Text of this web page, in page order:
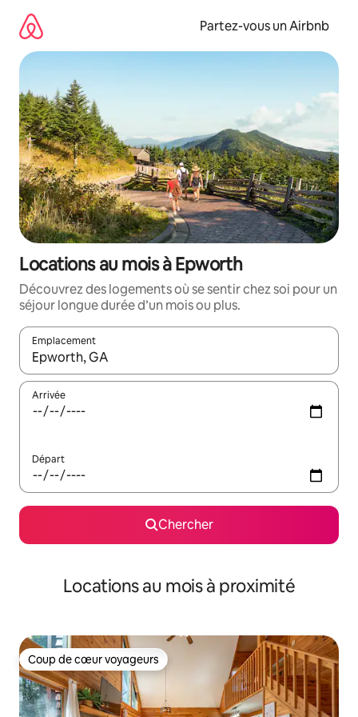
directement
contenu
Partez-vous un Airbnb
Locations au mois à Epworth
Découvrez des logements où se sentir chez soi pour un
séjour longue durée d’un mois ou plus.
Emplacement
Quand les résultats sont affichés, parcourez-les en utilisant
Arrivée
Départ
Chercher
Locations au mois à proximité
Coup de cœur voyageurs
Coup de cœur voyageurs